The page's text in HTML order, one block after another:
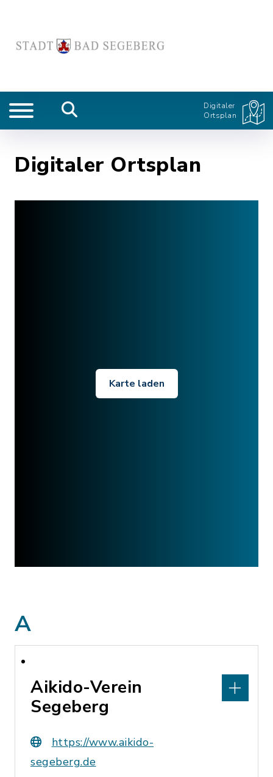
Digitaler
Ortsplan
Digitaler Ortsplan
Karte laden
A
Aikido-Verein
Segeberg
https://www.aikido-
segeberg.de